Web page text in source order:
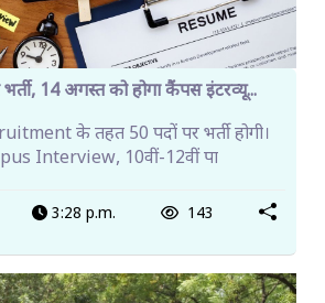
14 अगस्त को होगा कैंपस इंटरव्यू...
के तहत 50 पदों पर भर्ती होगी।
Interview, 10वीं-12वीं पा
3:28 p.m. 143